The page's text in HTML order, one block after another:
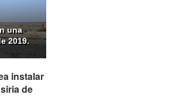
una
2019.
instalar
de